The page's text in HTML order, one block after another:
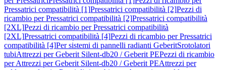
Pressatrici compatibilità [1]Pressatrici compatibilità [2]Pezzi di
ricambio per Pressatrici compatibilità [2]Pressatrici compatibilità
[2XL]Pezzi di ricambio per Pressatrici compatibilità
[2XL]Pressatrici compatibilità [4]Pezzi di ricambio per Pressatrici
compatibilità [4]Per sistemi di pannelli radianti GeberitSrotolatori
tubiAttrezzi per Geberit Silent-db20 / Geberit PEPezzi di ricambio
per Attrezzi per Geberit Silent-db20 / Geberit PEAttrezzi per